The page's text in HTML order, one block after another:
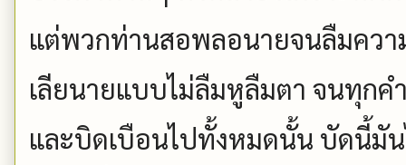
แต่พวกท่านสอพลอนายจนลืมคว
เลียนายแบบไม่ลืมหูลืมตา จนทุก
และบิดเบือนไปทั้งหมดนั้น บัดนี้มัน